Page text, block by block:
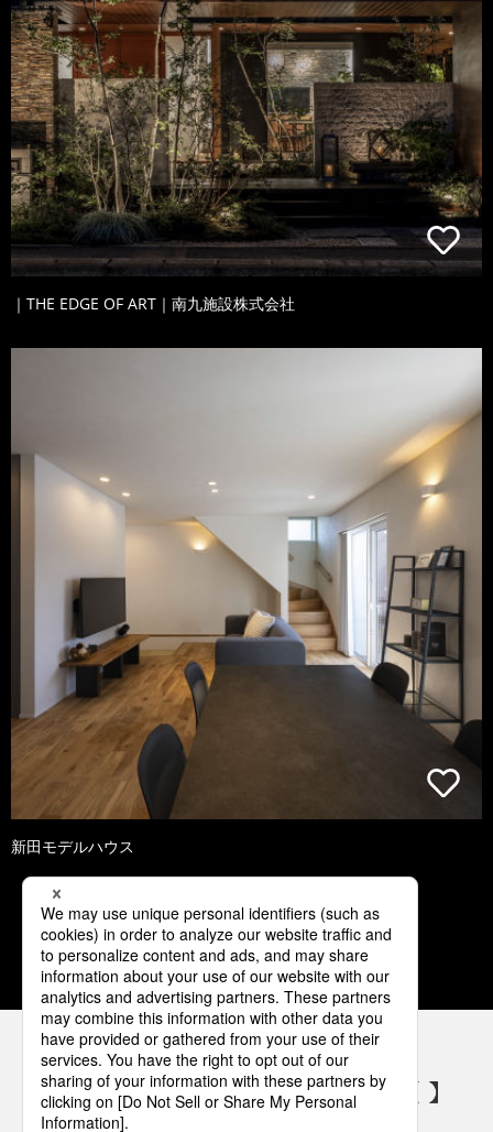
｜THE EDGE OF ART｜南九施設株式会社
新田モデルハウス
1 2 3 4 5
パナソニックの電気設備 SNSアカウント